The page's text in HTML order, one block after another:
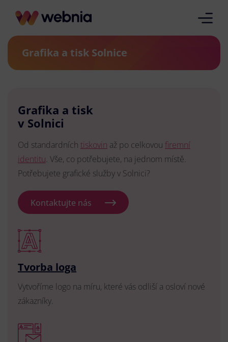
Grafika a tisk Solnice
Grafika a tisk
v Solnici
Od standardních tiskovin až po celkovou firemní
identitu. Vše, co potřebujete, na jednom místě.
Potřebujete grafické služby v Solnici?
Kontaktujte nás
Tvorba loga
Vytvoříme logo na míru, které vás odliší a osloví nové
zákazníky.